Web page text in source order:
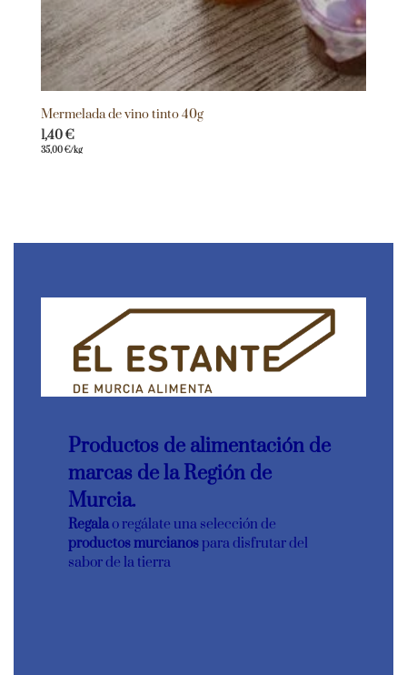
Mermelada de vino tinto 40g
1,40€
35,00€/kg
Productos de alimentación de
marcas de la Región de
Murcia.
Regalao regálate una selección de
productos murcianospara disfrutar del
sabor de la tierra